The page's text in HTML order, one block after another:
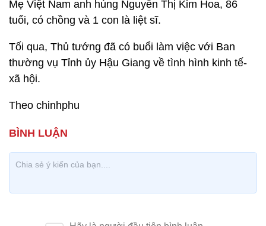
Mẹ Việt Nam anh hùng Nguyễn Thị Kim Hoa, 86
tuổi, có chồng và 1 con là liệt sĩ.
Tối qua, Thủ tướng đã có buổi làm việc với Ban
thường vụ Tỉnh ủy Hậu Giang về tình hình kinh tế-
xã hội.
Theo chinhphu